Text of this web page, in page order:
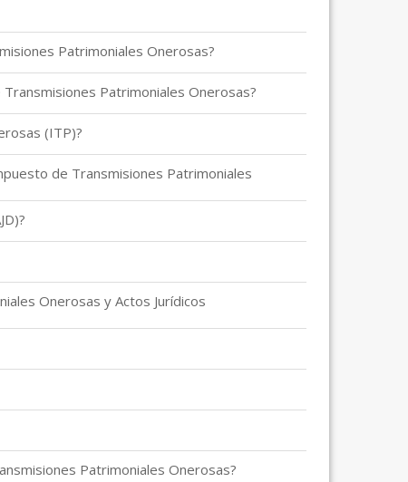
Patrimoniales Onerosas?
Patrimoniales Onerosas?
(ITP)?
de Transmisiones Patrimoniales
Onerosas y Actos Jurídicos
Patrimoniales Onerosas?